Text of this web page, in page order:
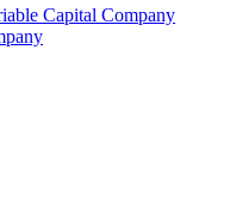
Capital Company